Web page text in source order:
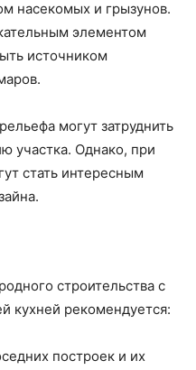
насекомых и грызунов.
элементом
источником
могут затруднить
участка. Однако, при
стать интересным
строительства с
кухней рекомендуется:
построек и их